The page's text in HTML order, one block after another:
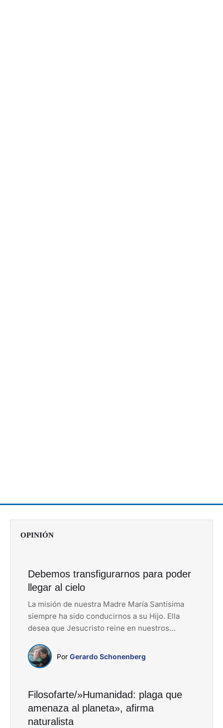
OPINIÓN
Debemos transfigurarnos para poder
llegar al cielo
La misión de nuestra Madre María Santísima
siempre ha sido conducirnos a su Hijo. Ella
desea que Jesucristo reine en nuestros
Dios, con nosotros mismos y con nuestros
hermanos.
Por Gerardo Schonenberg
Filosofarte/»Humanidad: plaga que
amenaza al planeta», afirma
naturalista